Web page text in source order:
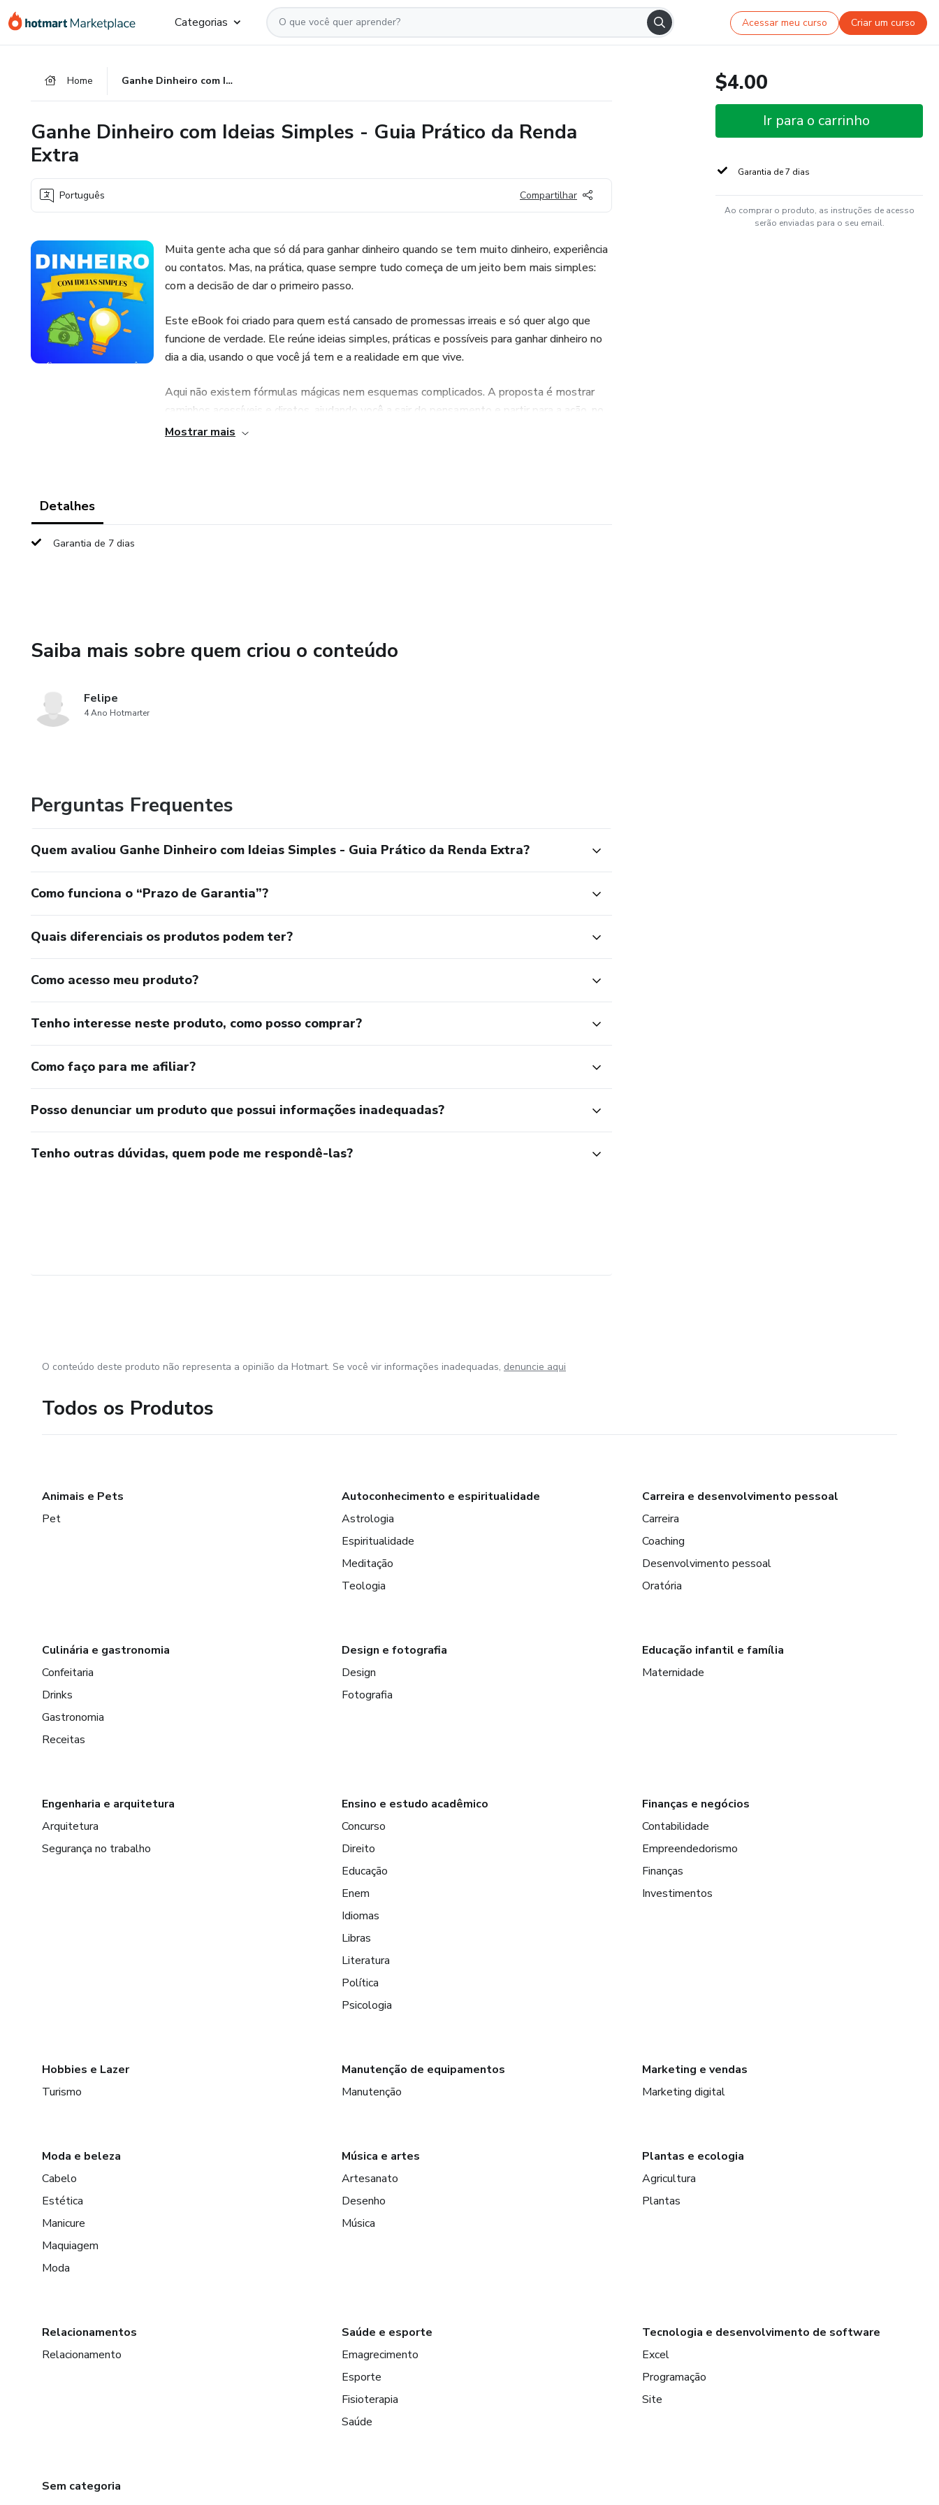
para
para
para
Categorias Acessar meu curso Criar um curso
Home Ganhe Dinheiro com Ideias Simples - Guia Prático da Renda Extra
Ganhe Dinheiro com Ideias Simples - Guia Prático da Renda
Extra
Português Compartilhar
Muita gente acha que só dá para ganhar dinheiro quando se tem muito dinheiro, experiência
ou contatos. Mas, na prática, quase sempre tudo começa de um jeito bem mais simples:
com a decisão de dar o primeiro passo.
Este eBook foi criado para quem está cansado de promessas irreais e só quer algo que
funcione de verdade. Ele reúne ideias simples, práticas e possíveis para ganhar dinheiro no
dia a dia, usando o que você já tem e a realidade em que vive.
Aqui não existem fórmulas mágicas nem esquemas complicados. A proposta é mostrar
caminhos acessíveis e diretos, ajudando você a sair do pensamento e partir para a ação, no
seu tempo e do seu jeito.
Mostrar mais
Detalhes
Garantia de 7 dias
Saiba mais sobre quem criou o conteúdo
Felipe
4 Ano Hotmarter
Perguntas Frequentes
Quem avaliou Ganhe Dinheiro com Ideias Simples - Guia Prático da Renda Extra?
Como funciona o “Prazo de Garantia”?
Quais diferenciais os produtos podem ter?
Como acesso meu produto?
Tenho interesse neste produto, como posso comprar?
Como faço para me afiliar?
Posso denunciar um produto que possui informações inadequadas?
Tenho outras dúvidas, quem pode me respondê-las?
$4.00
Ir para o carrinho
Garantia de 7 dias
Ao comprar o produto, as instruções de acesso
serão enviadas para o seu email.
O conteúdo deste produto não representa a opinião da Hotmart. Se você vir informações inadequadas, denuncie aqui
Todos os Produtos
Animais e Pets
Pet
Autoconhecimento e espiritualidade
Astrologia
Espiritualidade
Meditação
Teologia
Carreira e desenvolvimento pessoal
Carreira
Coaching
Desenvolvimento pessoal
Oratória
Culinária e gastronomia
Confeitaria
Drinks
Gastronomia
Receitas
Design e fotografia
Design
Fotografia
Educação infantil e família
Maternidade
Engenharia e arquitetura
Arquitetura
Segurança no trabalho
Ensino e estudo acadêmico
Concurso
Direito
Educação
Enem
Idiomas
Libras
Literatura
Política
Psicologia
Finanças e negócios
Contabilidade
Empreendedorismo
Finanças
Investimentos
Hobbies e Lazer
Turismo
Manutenção de equipamentos
Manutenção
Marketing e vendas
Marketing digital
Moda e beleza
Cabelo
Estética
Manicure
Maquiagem
Moda
Música e artes
Artesanato
Desenho
Música
Plantas e ecologia
Agricultura
Plantas
Relacionamentos
Relacionamento
Saúde e esporte
Emagrecimento
Esporte
Fisioterapia
Saúde
Tecnologia e desenvolvimento de software
Excel
Programação
Site
Sem categoria